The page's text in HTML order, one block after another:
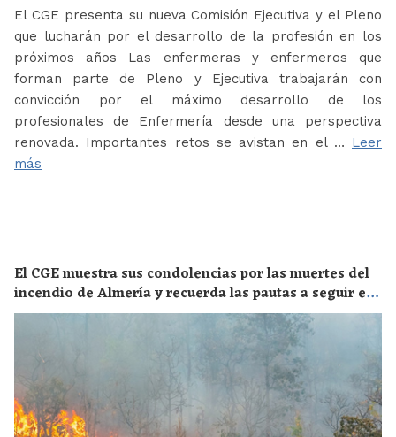
El CGE presenta su nueva Comisión Ejecutiva y el Pleno
que lucharán por el desarrollo de la profesión en los
próximos años Las enfermeras y enfermeros que
forman parte de Pleno y Ejecutiva trabajarán con
convicción por el máximo desarrollo de los
profesionales de Enfermería desde una perspectiva
renovada. Importantes retos se avistan en el … Leer
más
El CGE muestra sus condolencias por las muertes del
incendio de Almería y recuerda las pautas a seguir en
el caso de encontrarse cerca de un fuego